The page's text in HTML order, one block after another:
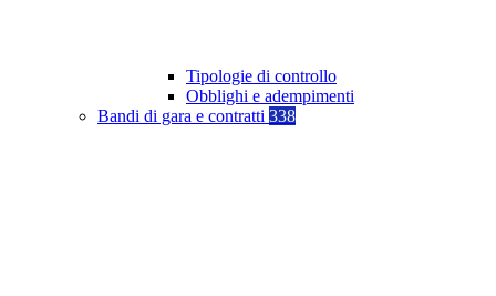
Tipologie di controllo
Obblighi e adempimenti
Bandi di gara e contratti 338